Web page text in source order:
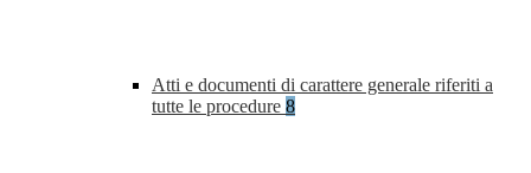
Atti e documenti di carattere generale riferiti a
tutte le procedure 8